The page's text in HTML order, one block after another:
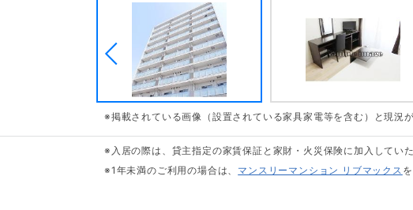
※掲載されている画像（設置されている家具家電等を含む）と現況
※入居の際は、貸主指定の家賃保証と家財・火災保険に加入していた
※1年未満のご利用の場合は、 マンスリーマンション リブマックス